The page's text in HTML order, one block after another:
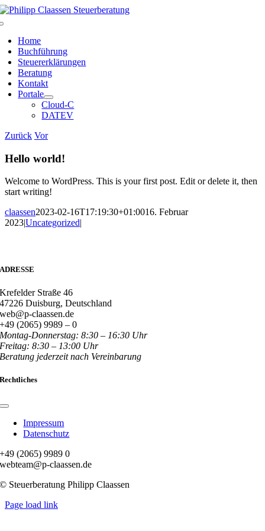
Zum
Home
Buchführung
Steuererklärungen
Beratung
Kontakt
Portale
Cloud-C
DATEV
Zurück Vor
Hello world!
Welcome to WordPress. This is your first post. Edit or delete it, then
start writing!
claassen2023-02-16T17:19:30+01:0016. Februar
2023|Uncategorized|
ADRESSE
Krefelder Straße 46
47226 Duisburg, Deutschland
web@p-claassen.de
+49 (2065) 9989 – 0
Montag-Donnerstag: 8:30 – 16:30 Uhr
Freitag: 8:30 – 13:00 Uhr
Beratung jederzeit nach Vereinbarung
Rechtliches
Toggle
NavigationImpressum
Datenschutz
+49 (2065) 9989 0
webteam@p-claassen.de
© Steuerberatung Philipp Claassen
Page load link